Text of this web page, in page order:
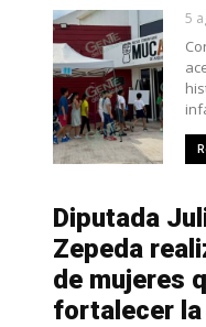
5
Diputada
Zepeda
de mujeres
fortalecer